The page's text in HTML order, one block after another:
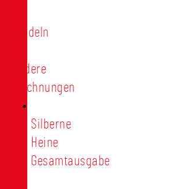
Treunadeln
Besondere
Auszeichnungen
Silberne
Heine
Gesamtausgabe